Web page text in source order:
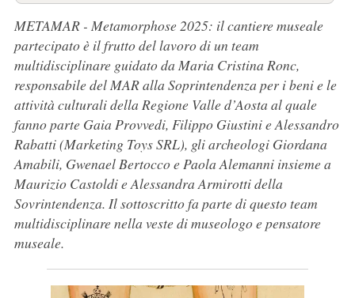
METAMAR - Metamorphose 2025: il cantiere museale
partecipato è il frutto del lavoro di un team
multidisciplinare guidato da Maria Cristina Ronc,
responsabile del MAR alla Soprintendenza per i beni e le
attività culturali della Regione Valle d’Aosta al quale
fanno parte Gaia Provvedi, Filippo Giustini e Alessandro
Rabatti (Marketing Toys SRL), gli archeologi Giordana
Amabili, Gwenael Bertocco e Paola Alemanni insieme a
Maurizio Castoldi e Alessandra Armirotti della
Sovrintendenza. Il sottoscritto fa parte di questo team
multidisciplinare nella veste di museologo e pensatore
museale.